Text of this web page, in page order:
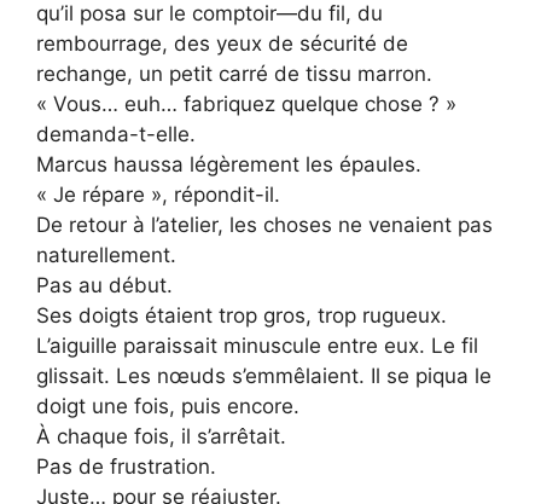
qu’il posa sur le comptoir—du fil, du
rembourrage, des yeux de sécurité de
rechange, un petit carré de tissu marron.
« Vous… euh… fabriquez quelque chose ? »
demanda-t-elle.
Marcus haussa légèrement les épaules.
« Je répare », répondit-il.
De retour à l’atelier, les choses ne venaient pas
naturellement.
Pas au début.
Ses doigts étaient trop gros, trop rugueux.
L’aiguille paraissait minuscule entre eux. Le fil
glissait. Les nœuds s’emmêlaient. Il se piqua le
doigt une fois, puis encore.
À chaque fois, il s’arrêtait.
Pas de frustration.
Juste… pour se réajuster.